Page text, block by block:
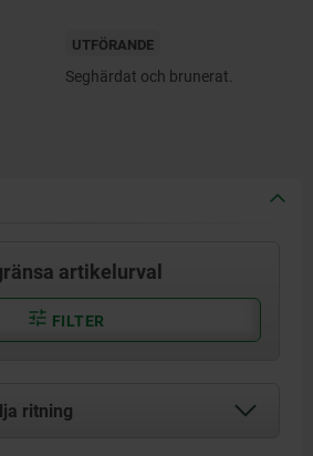
UTFÖRANDE
Seghärdat och brunerat.
artikelurval
FILTER
ritning